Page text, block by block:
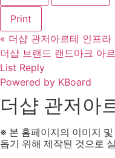
Print
« 더샵 관저아르테 인프라
더샵 브랜드 랜드마크 아
List Reply
Powered by KBoard
더샵 관저아
※ 본 홈페이지의 이미지
돕기 위해 제작된 것으로